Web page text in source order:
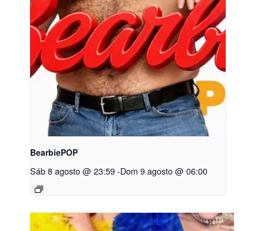
BearbiePOP
Sáb 8 agosto @ 23:59-Dom 9 agosto @ 06:00